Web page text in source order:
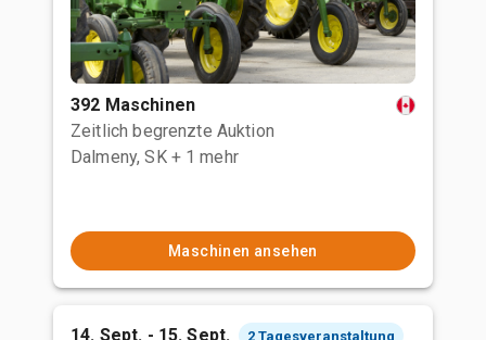
392 Maschinen
Zeitlich begrenzte Auktion
Dalmeny, SK + 1 mehr
Maschinen ansehen
14. Sept. - 15. Sept. 2 Tagesveranstaltung